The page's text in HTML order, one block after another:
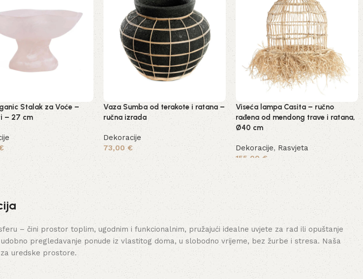
Stalak za Voće –
– 27 cm
košaricu
Vaza Sumba od terakote i ratana –
ručna izrada
Dekoracije
73,00€
Dodaj u košaricu
Viseća lampa Casita – ručno
rađena od mendong trave i ratana,
Ø40 cm
Dekoracije, Rasvjeta
155,00 €
Pročitaj više
– čini prostor toplim, ugodnim i funkcionalnim, pružajući idealne uvjete za rad ili opuštanje
pregledavanje ponude iz vlastitog doma, u slobodno vrijeme, bez žurbe i stresa. Naša
uredske prostore.